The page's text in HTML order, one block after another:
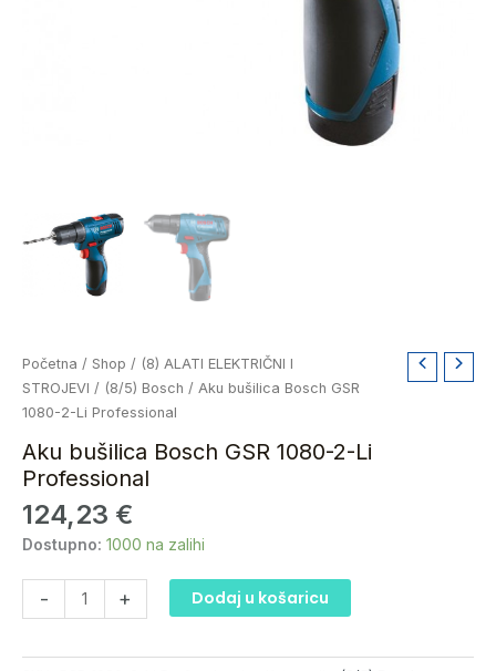
Početna / Shop / (8) ALATI ELEKTRIČNI I
STROJEVI / (8/5) Bosch / Aku bušilica Bosch GSR
1080-2-Li Professional
Aku bušilica Bosch GSR 1080-2-Li
Professional
124,23 €
Dostupno: 1000 na zalihi
-
Aku
bušilica
Bosch
1080-
2-
Li
Professional
količina
+ Dodaj u košaricu